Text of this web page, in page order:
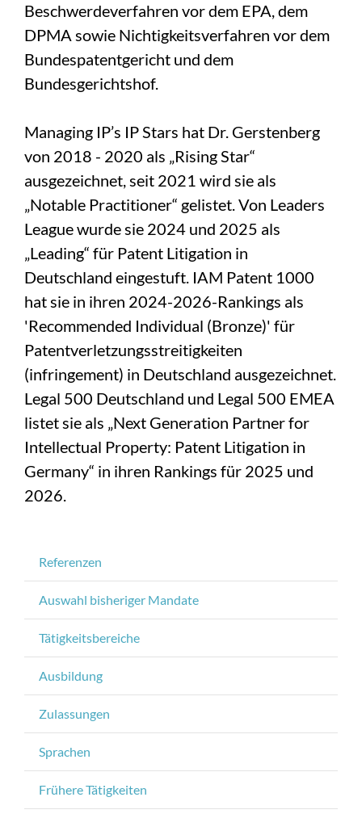
Beschwerdeverfahren vor dem EPA, dem
DPMA sowie Nichtigkeitsverfahren vor dem
Bundespatentgericht und dem
Bundesgerichtshof.
Managing IP’s IP Stars hat Dr. Gerstenberg
von 2018 - 2020 als „Rising Star“
ausgezeichnet, seit 2021 wird sie als
„Notable Practitioner“ gelistet. Von Leaders
League wurde sie 2024 und 2025 als
„Leading“ für Patent Litigation in
Deutschland eingestuft. IAM Patent 1000
hat sie in ihren 2024-2026-Rankings als
'Recommended Individual (Bronze)' für
Patentverletzungsstreitigkeiten
(infringement) in Deutschland ausgezeichnet.
Legal 500 Deutschland und Legal 500 EMEA
listet sie als „Next Generation Partner for
Intellectual Property: Patent Litigation in
Germany“ in ihren Rankings für 2025 und
2026.
Referenzen
Auswahl bisheriger Mandate
Tätigkeitsbereiche
Ausbildung
Zulassungen
Sprachen
Frühere Tätigkeiten